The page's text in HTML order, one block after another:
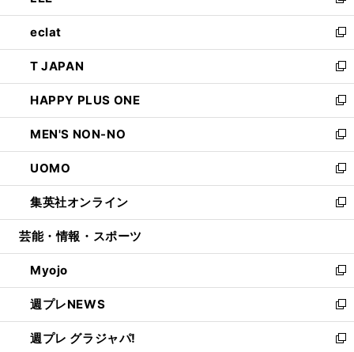
開
く
ウ
で
開
く
ン
ド
ウ
で
開
く
ウ
ィ
ン
ド
ウ
で
開
く
し
い
ウ
ィ
ン
ド
ウ
で
開
く
eclat
新
し
い
ウ
ィ
ン
ド
ウ
で
開
く
T JAPAN
新
し
い
ウ
ィ
ン
ド
ウ
で
開
HAPPY PLUS ONE
新
し
い
ウ
ィ
ン
ド
ウ
開
く
MEN'S NON-NO
新
し
い
ウ
ィ
ン
ウ
で
開
く
UOMO
新
し
い
ウ
ン
ド
ウ
で
開
く
集英社オンライン
新
し
ウ
ィ
ン
ド
ウ
で
芸能・情報・スポーツ
Myojo
新
し
い
ウ
ィ
週プレNEWS
新
し
い
週プレ グラジャパ!
新